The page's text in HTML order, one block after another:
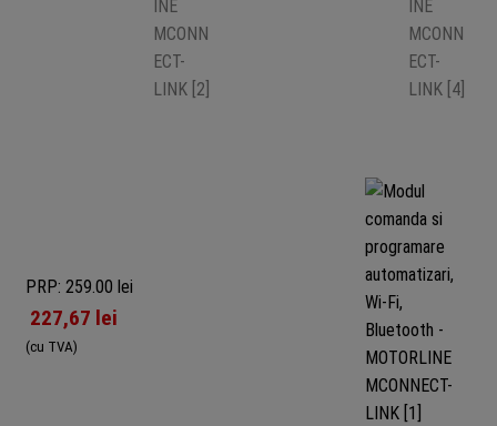
PRP: 259.00 lei
227,67 lei
(cu TVA)